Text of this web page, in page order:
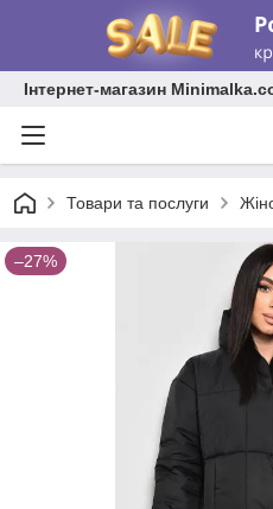
Інтернет-магазин
Товари та послуги
–27%